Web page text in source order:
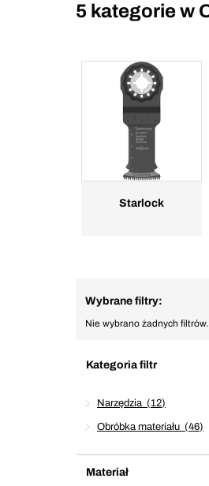
5 kategorie w
Starlock
Wybrane filtry:
Nie wybrano żadnych filtrów.
Kategoria filtr
Narzędzia 12
Obróbka materiału 46
Materiał